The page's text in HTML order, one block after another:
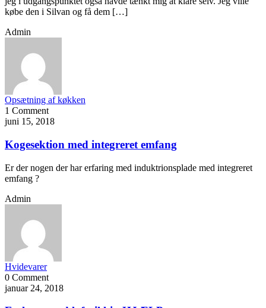
købe den i Silvan og få dem […]
Admin
Opsætning af køkken
1 Comment
juni 15, 2018
Kogesektion med integreret emfang
Er der nogen der har erfaring med induktrionsplade med integreret
emfang ?
Admin
Hvidevarer
0 Comment
januar 24, 2018